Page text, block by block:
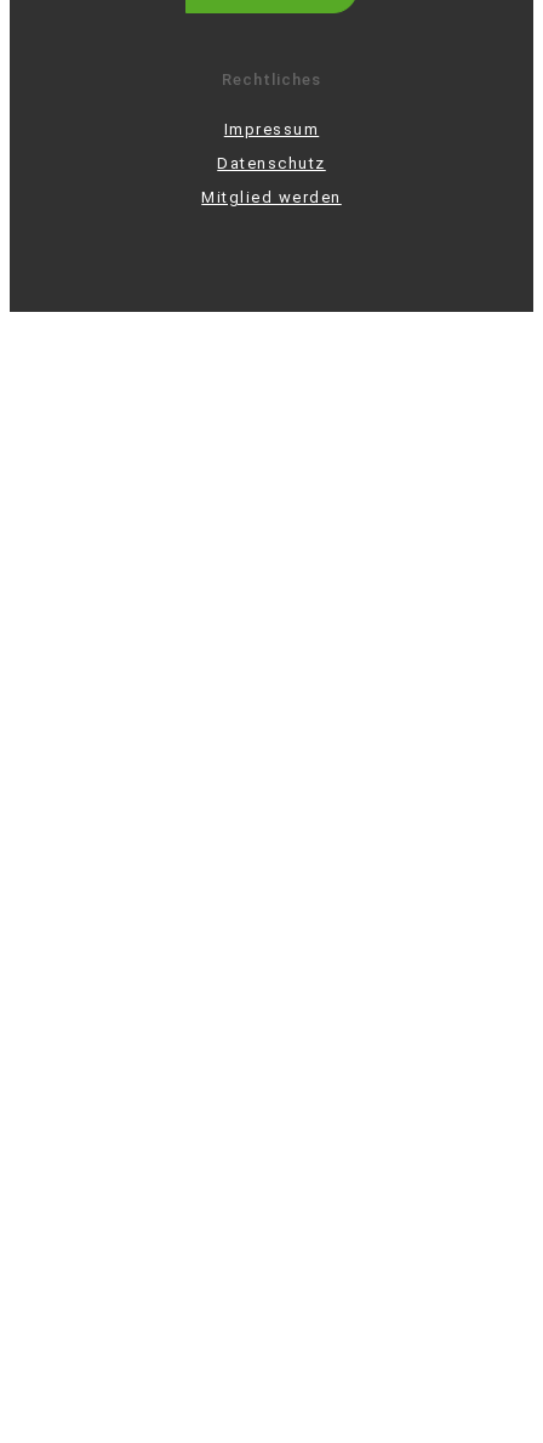
Rechtliches
Impressum
Datenschutz
Mitglied werden